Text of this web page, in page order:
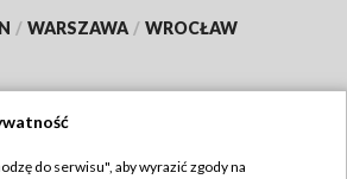
/ WARSZAWA / WROCŁAW
do serwisu", aby wyrazić zgody na